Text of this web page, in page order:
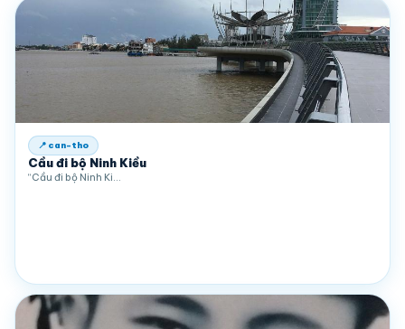
📍 can-tho
Cầu đi bộ Ninh Kiều
“Cầu đi bộ Ninh Ki…